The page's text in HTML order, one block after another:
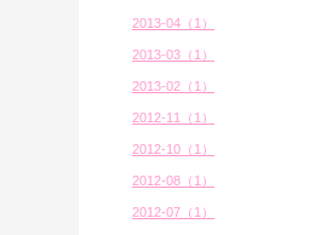
2013-04（1）
2013-03（1）
2013-02（1）
2012-11（1）
2012-10（1）
2012-08（1）
2012-07（1）